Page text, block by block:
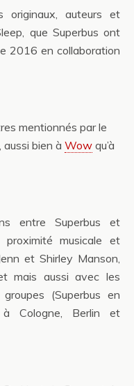
originaux, auteurs et
que Superbus ont
2016 en collaboration
mentionnés par le
aussi bien à Wow qu’à
entre Superbus et
musicale et
et Shirley Manson,
mais aussi avec les
(Superbus en
Cologne, Berlin et